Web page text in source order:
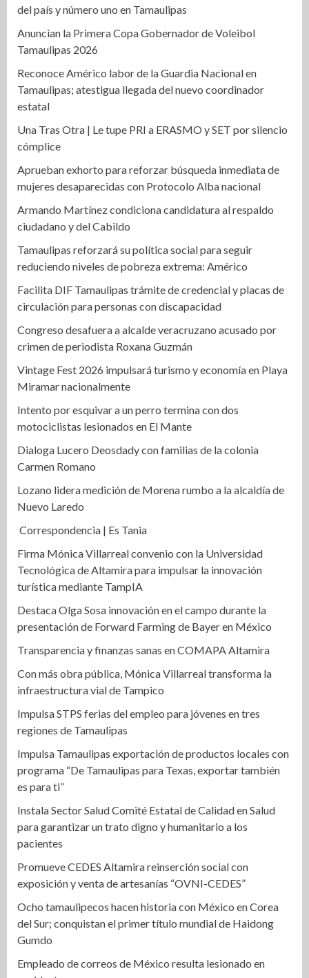
del país y número uno en Tamaulipas
Anuncian la Primera Copa Gobernador de Voleibol
Tamaulipas 2026
Reconoce Américo labor de la Guardia Nacional en
Tamaulipas; atestigua llegada del nuevo coordinador
estatal
Una Tras Otra | Le tupe PRI a ERASMO y SET por silencio
cómplice
Aprueban exhorto para reforzar búsqueda inmediata de
mujeres desaparecidas con Protocolo Alba nacional
Armando Martínez condiciona candidatura al respaldo
ciudadano y del Cabildo
Tamaulipas reforzará su política social para seguir
reduciendo niveles de pobreza extrema: Américo
Facilita DIF Tamaulipas trámite de credencial y placas de
circulación para personas con discapacidad
Congreso desafuera a alcalde veracruzano acusado por
crimen de periodista Roxana Guzmán
Vintage Fest 2026 impulsará turismo y economía en Playa
Miramar nacionalmente
Intento por esquivar a un perro termina con dos
motociclistas lesionados en El Mante
Dialoga Lucero Deosdady con familias de la colonia
Carmen Romano
Lozano lidera medición de Morena rumbo a la alcaldía de
Nuevo Laredo
Correspondencia | Es Tania
Firma Mónica Villarreal convenio con la Universidad
Tecnológica de Altamira para impulsar la innovación
turística mediante TampIA
Destaca Olga Sosa innovación en el campo durante la
presentación de Forward Farming de Bayer en México
Transparencia y finanzas sanas en COMAPA Altamira
Con más obra pública, Mónica Villarreal transforma la
infraestructura vial de Tampico
Impulsa STPS ferias del empleo para jóvenes en tres
regiones de Tamaulipas
Impulsa Tamaulipas exportación de productos locales con
programa “De Tamaulipas para Texas, exportar también
es para ti”
Instala Sector Salud Comité Estatal de Calidad en Salud
para garantizar un trato digno y humanitario a los
pacientes
Promueve CEDES Altamira reinserción social con
exposición y venta de artesanías “OVNI-CEDES”
Ocho tamaulipecos hacen historia con México en Corea
del Sur; conquistan el primer título mundial de Haidong
Gumdo
Empleado de correos de México resulta lesionado en